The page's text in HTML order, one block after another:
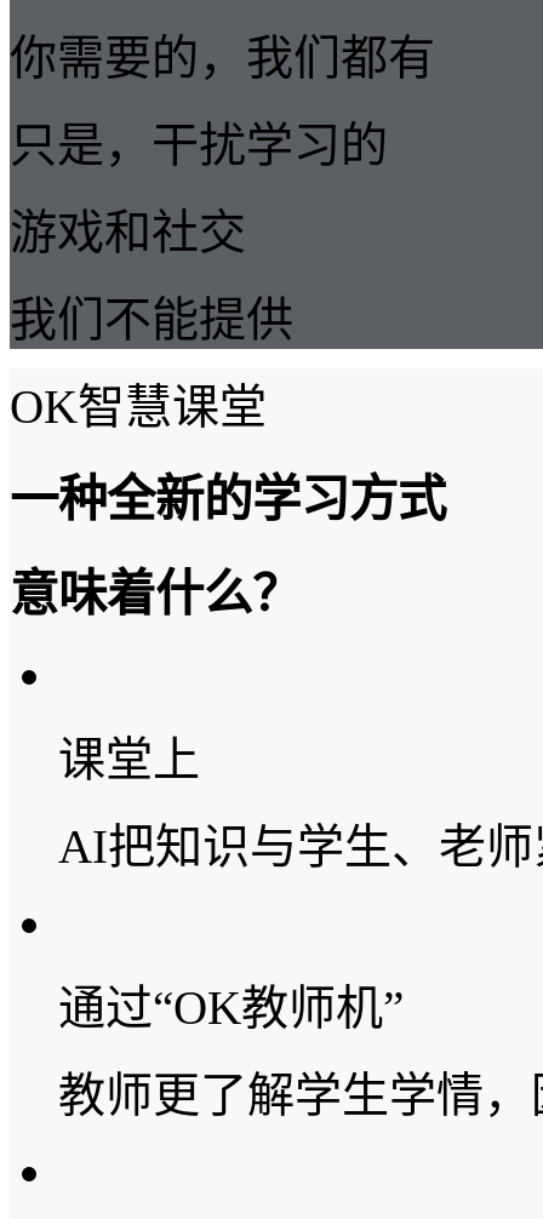
你需要的，我们都有
只是，干扰学习的
游戏和社交
我们不能提供
OK智慧课堂
一种全新的学习方式
意味着什么？
课堂上
AI把知识与学生、老
通过“OK教师机”
教师更了解学生学情